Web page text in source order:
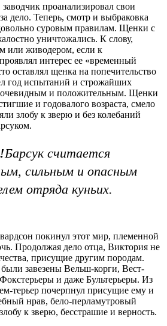
проанализировал свои
дело. Теперь, смотр и выбраковка
суровым правилам. Щенки с
уничтожались. К слову,
или живодером, если к
интерес ее «временный
оставлял щенка на попечительство
год испытаний и строжайших
очевидным и положительным. Щенки
и годовалого возраста, смело
злобу к зверю и без колебаний
Барсук считается
сильным и опасным
отряда куньих.
покинул этот мир, племенной
Продолжая дело отца, Виктория не
присущие другим породам.
завезены Вельш-корги, Вест-
и даже Бультерьеры. Из
терьер почерпнул присущие ему и
нрав, бело-перламутровый
к зверю, бесстрашие и верность.